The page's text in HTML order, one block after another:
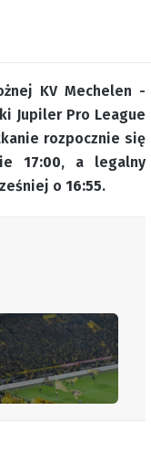
KV Mechelen -
Jupiler Pro League
rozpocznie się
17:00, a legalny
o 16:55.